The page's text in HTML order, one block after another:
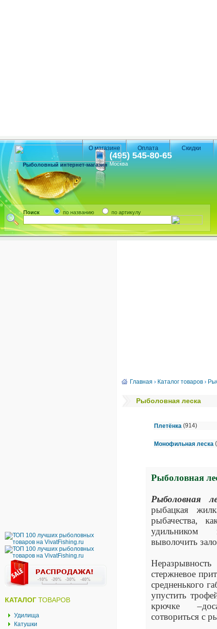
(495) 545-80-65
Москва
Рыболовный интернет-магазин
Поиск по названию по артикулу
О магазине Оплата Скидки
КАТАЛОГ ТОВАРОВ
Удилища
Катушки
Главная › Каталог товаров ›
Рыболовная леска
Плетёнка (914)
Монофильная леска
Рыболовная
Рыболовная
рыбацкая
рыбачества,
выволочить
стержневое
средненького
упустить
крючке
сотвориться с